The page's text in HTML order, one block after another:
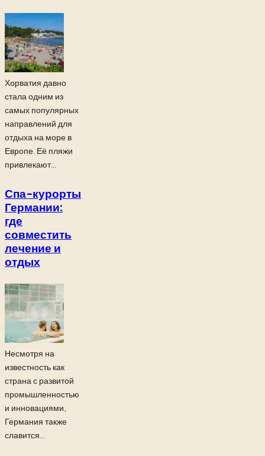
Хорватия давно
стала одним из
самых популярных
направлений для
отдыха на море в
Европе. Её пляжи
привлекают...
Спа-курорты
Германии:
где
совместить
лечение и
отдых
Несмотря на
известность как
страна с развитой
промышленностью
и инновациями,
Германия также
славится...